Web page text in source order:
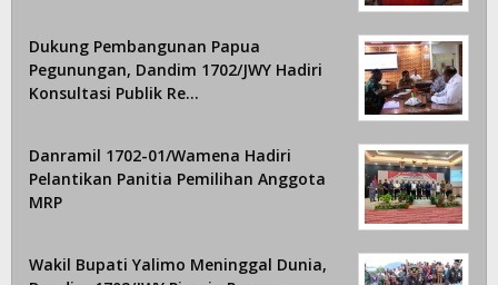
Dukung Pembangunan Papua
Pegunungan, Dandim 1702/JWY Hadiri
Konsultasi Publik Re…
Danramil 1702-01/Wamena Hadiri
Pelantikan Panitia Pemilihan Anggota
MRP
Wakil Bupati Yalimo Meninggal Dunia,